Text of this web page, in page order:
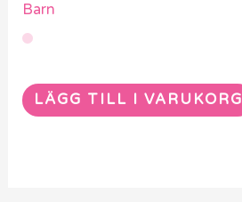
Barn
LÄGG TILL I VARUKORG